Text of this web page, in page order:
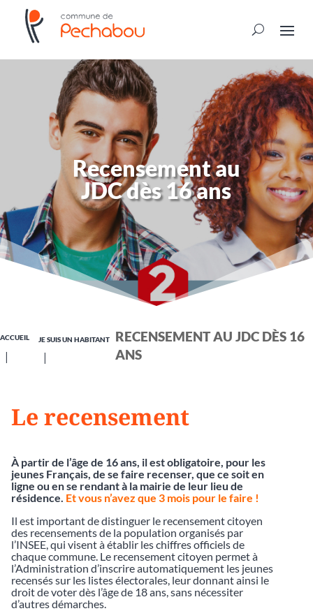
Recensement au
JDC dès 16 ans
ACCUEIL JE SUIS UN HABITANT
RECENSEMENT AU JDC DÈS 16
ANS
Le recensement
À partir de l’âge de 16 ans, il est obligatoire, pour les
jeunes Français, de se faire recenser, que ce soit en
ligne ou en se rendant à la mairie de leur lieu de
résidence. Et vous n’avez que 3 mois pour le faire !
Il est important de distinguer le recensement citoyen
des recensements de la population organisés par
l’INSEE, qui visent à établir les chiffres officiels de
chaque commune. Le recensement citoyen permet à
l’Administration d’inscrire automatiquement les jeunes
recensés sur les listes électorales, leur donnant ainsi le
droit de voter dès l’âge de 18 ans, sans nécessiter
d’autres démarches.